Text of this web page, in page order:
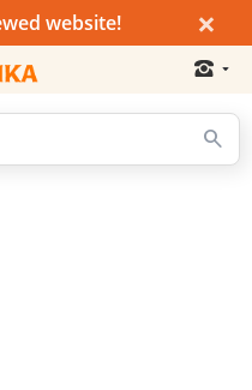
website! ×